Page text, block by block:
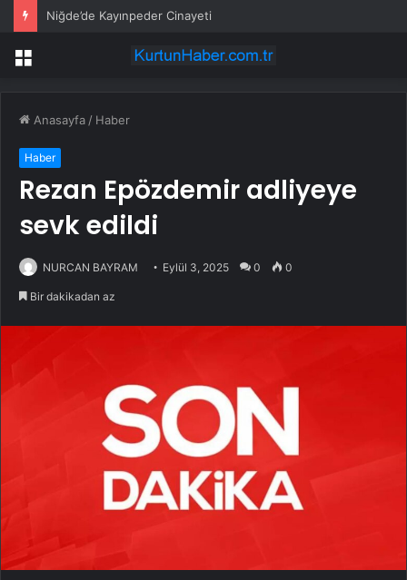
Niğde’de Kayınpeder Cinayeti
Menü
Anasayfa / Haber
Haber
Rezan Epözdemir adliyeye
sevk edildi
NURCAN BAYRAM Eylül 3, 2025 0 0
Bir dakikadan az